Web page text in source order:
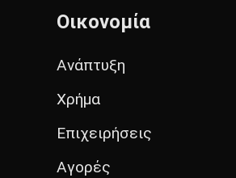
Οικονομία
Ανάπτυξη
Χρήμα
Επιχειρήσεις
Αγορές